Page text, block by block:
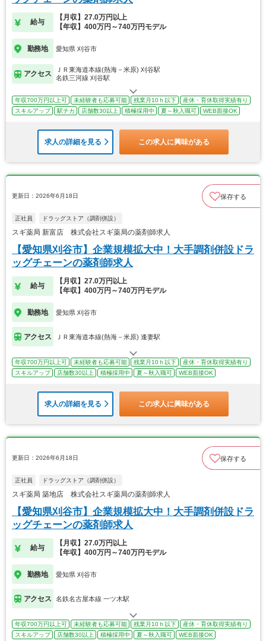
給与
【月収】27.0万円以上
【年収】400万円～740万円モデル
勤務地 愛知県 刈谷市
アクセス
ＪＲ東海道本線(熱海－米原) 刈谷駅
名鉄三河線 刈谷駅
年収700万円以上可 未経験者も応募可能 残業月10ｈ以下
産休・育休取得実績有り
スキルアップ
駅チカ 店舗数30以上 積極採用中 夏～秋入職可 WEB面接OK
求人の詳細を見る この求人に興味がある
更新日：2026年6月18日 保存する
正社員 ドラッグストア（調剤併設）
スギ薬局 新富店 株式会社スギ薬局の薬剤師求人
【愛知県刈谷市】企業規模拡大中！大手調剤併設ドラ
ッグチェーンの薬剤師求人
給与
【月収】27.0万円以上
【年収】400万円～740万円モデル
勤務地 愛知県 刈谷市
アクセス ＪＲ東海道本線(熱海－米原) 逢妻駅
年収700万円以上可 未経験者も応募可能 残業月10ｈ以下
産休・育休取得実績有り
スキルアップ
店舗数30以上 積極採用中 夏～秋入職可 WEB面接OK
求人の詳細を見る この求人に興味がある
更新日：2026年6月18日 保存する
正社員 ドラッグストア（調剤併設）
スギ薬局 築地店 株式会社スギ薬局の薬剤師求人
【愛知県刈谷市】企業規模拡大中！大手調剤併設ドラ
ッグチェーンの薬剤師求人
給与
【月収】27.0万円以上
【年収】400万円～740万円モデル
勤務地 愛知県 刈谷市
アクセス 名鉄名古屋本線 一ツ木駅
年収700万円以上可 未経験者も応募可能 残業月10ｈ以下
産休・育休取得実績有り
スキルアップ
店舗数30以上 積極採用中 夏～秋入職可 WEB面接OK